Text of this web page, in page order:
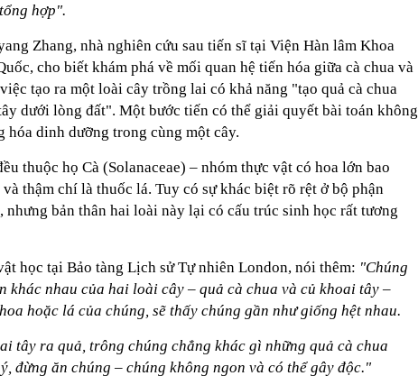
hợp".
Zhang, nhà nghiên cứu sau tiến sĩ tại Viện Hàn lâm Khoa
cho biết khám phá về mối quan hệ tiến hóa giữa cà chua và
tạo ra một loài cây trồng lai có khả năng "tạo quả cà chua
dưới lòng đất". Một bước tiến có thể giải quyết bài toán không
hóa dinh dưỡng trong cùng một cây.
thuộc họ Cà (Solanaceae) – nhóm thực vật có hoa lớn bao
thậm chí là thuốc lá. Tuy có sự khác biệt rõ rệt ở bộ phận
nhưng bản thân hai loài này lại có cấu trúc sinh học rất tương
học tại Bảo tàng Lịch sử Tự nhiên London, nói thêm: "Chúng
khác nhau của hai loài cây – quả cà chua và củ khoai tây –
hoặc lá của chúng, sẽ thấy chúng gần như giống hệt nhau.
tây ra quả, trông chúng chẳng khác gì những quả cà chua
đừng ăn chúng – chúng không ngon và có thể gây độc."